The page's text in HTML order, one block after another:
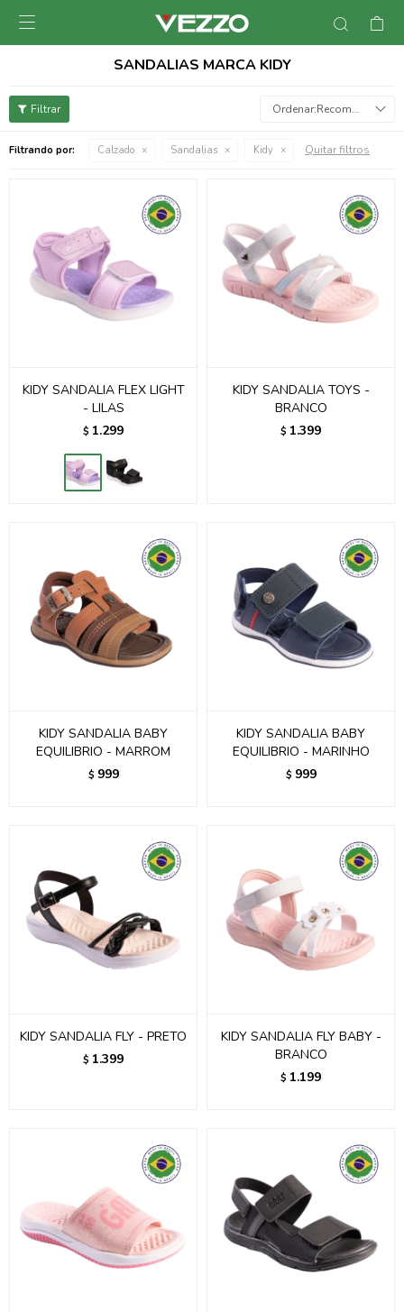

SANDALIAS MARCA KIDY
Recomendados
Filtrando por: Calzado Sandalias Kidy Quitar filtros
KIDY SANDALIA FLEX LIGHT
- LILAS
$ 1.299
KIDY SANDALIA TOYS -
BRANCO
$ 1.399
KIDY SANDALIA BABY
EQUILIBRIO - MARROM
$ 999
KIDY SANDALIA BABY
EQUILIBRIO - MARINHO
$ 999
KIDY SANDALIA FLY - PRETO
$ 1.399
KIDY SANDALIA FLY BABY -
BRANCO
$ 1.199